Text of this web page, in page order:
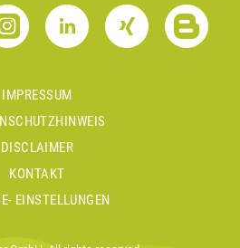
IMPRESSUM
DISCLAIMER
KONTAKT
EINSTELLUNGEN